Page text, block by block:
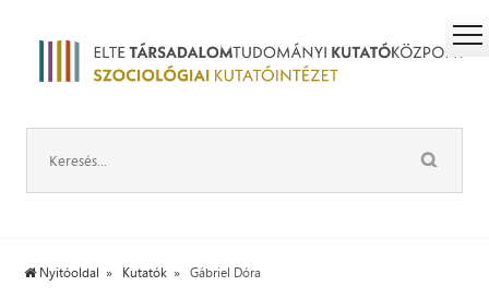
Nyitóoldal Kutatók Gábriel Dóra